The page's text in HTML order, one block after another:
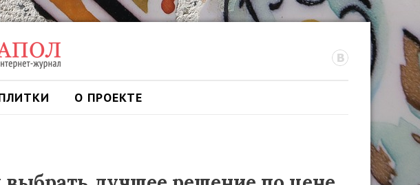
О ПРОЕКТЕ